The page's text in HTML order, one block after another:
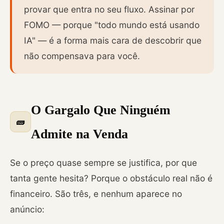
provar que entra no seu fluxo. Assinar por
FOMO — porque "todo mundo está usando
IA" — é a forma mais cara de descobrir que
não compensava para você.
🧱
O Gargalo Que Ninguém
Admite na Venda
Se o preço quase sempre se justifica, por que
tanta gente hesita? Porque o obstáculo real não é
financeiro. São três, e nenhum aparece no
anúncio: